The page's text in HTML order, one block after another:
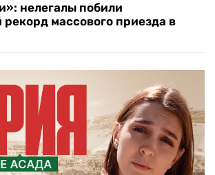
нелегалы побили
рекорд массового приезда в